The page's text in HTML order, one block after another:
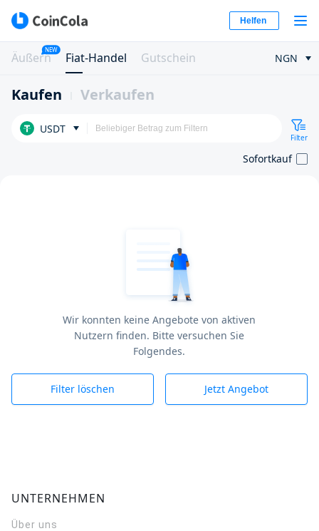
Helfen
Äußern
NEW
Fiat-Handel Gutschein NGN
Kaufen Verkaufen
USDT
Filter
Sofortkauf
Wir konnten keine Angebote von aktiven
Nutzern finden. Bitte versuchen Sie
Folgendes.
Filter löschen Jetzt Angebot
UNTERNEHMEN
Über uns